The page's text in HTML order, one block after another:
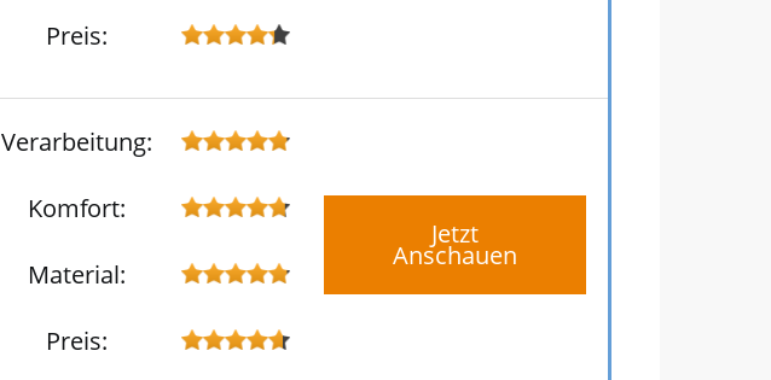
Preis:
Verarbeitung:
Komfort:
Material:
Preis:
Jetzt
Anschauen